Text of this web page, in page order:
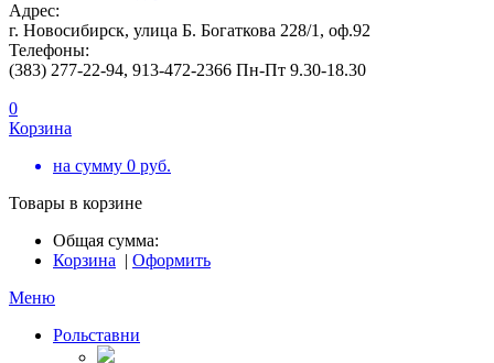
Адрес:
г. Новосибирск, улица Б. Богаткова 228/1, оф.92
Телефоны:
(383) 277-22-94, 913-472-2366 Пн-Пт 9.30-18.30
0
Корзина
на сумму 0 руб.
Товары в корзине
Общая сумма:
Корзина | Оформить
Меню
Рольставни